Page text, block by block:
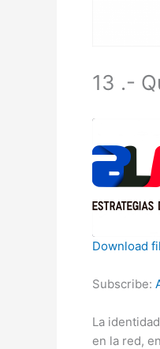
13 .-
RSS FEED
EMBED
Download
Subscribe:
La
en la red,